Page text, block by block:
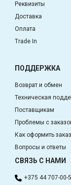
Реквизиты
Доставка
Оплата
Trade In
ПОДДЕРЖКА
Возврат и обмен
Техническая
Поставщикам
Проблемы с
Как оформить заказ
Вопросы и ответы
СВЯЗЬ С НАМИ
+375 44 707-00-